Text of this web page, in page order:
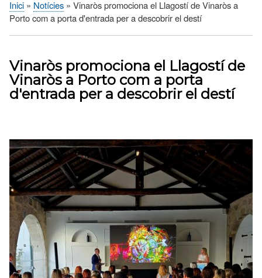
Fil
Inici Notícies
Vinaròs promociona el Llagostí de Vinaròs a
Porto com a porta d'entrada per a descobrir el destí
Vinaròs promociona el Llagostí de
Vinaròs a Porto com a porta
d'entrada per a descobrir el destí